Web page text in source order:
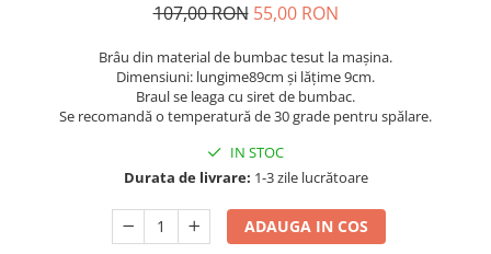
107,00 RON 55,00 RON
Brâu din material de bumbac tesut la mașina.
Dimensiuni: lungime89cm și lățime 9cm.
Braul se leaga cu siret de bumbac.
Se recomandă o temperatură de 30 grade pentru spălare.
IN STOC
Durata de livrare: 1-3 zile lucrătoare
ADAUGA IN COS